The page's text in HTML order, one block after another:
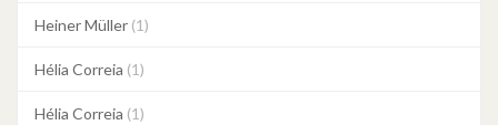
Heiner Müller (1)
Hélia Correia (1)
Hélia Correia (1)